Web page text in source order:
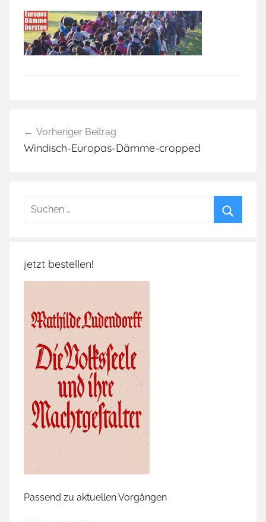
Vorheriger Beitrag
Windisch-Europas-Dämme-cropped
Suchen
jetzt bestellen!
Passend zu aktuellen Vorgängen